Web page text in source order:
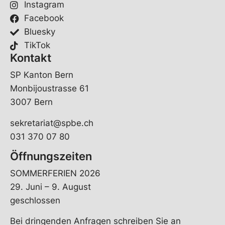
Instagram
Facebook
Bluesky
TikTok
Kontakt
SP Kanton Bern
Monbijoustrasse 61
3007 Bern
sekretariat@spbe.ch
031 370 07 80
Öffnungszeiten
SOMMERFERIEN 2026
29. Juni – 9. August
geschlossen
Bei dringenden Anfragen schreiben Sie an